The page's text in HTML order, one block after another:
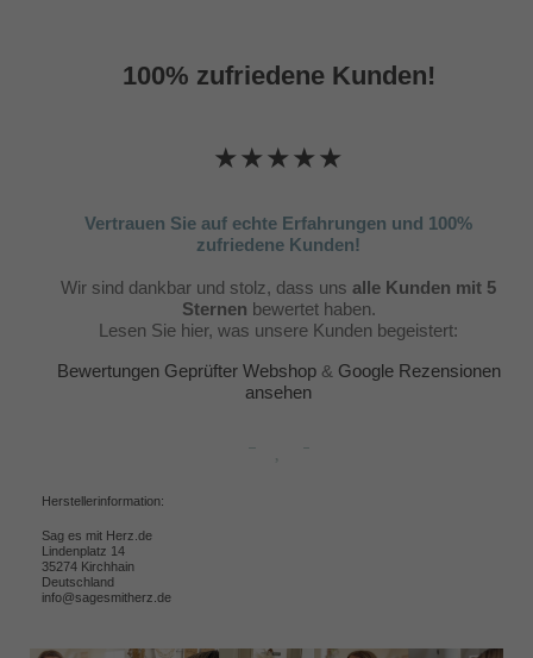
100% zufriedene Kunden!
★★★★★
Vertrauen Sie auf echte Erfahrungen und 100%
zufriedene Kunden!
Wir sind dankbar und stolz, dass uns alle Kunden mit 5
Sternen bewertet haben.
Lesen Sie hier, was unsere Kunden begeistert:
Bewertungen Geprüfter Webshop& Google Rezensionen
ansehen
Herstellerinformation:
Sag es mit Herz.de
Lindenplatz 14
35274 Kirchhain
Deutschland
info@sagesmitherz.de